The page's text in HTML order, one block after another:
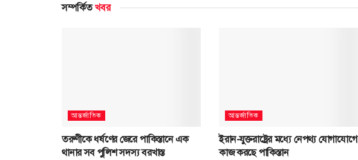
সম্পর্কিতখবর
আন্তর্জাতিক
তরুণীকে ধর্ষণের জেরে পাকিস্তানে এক
থানার সব পুলিশ সদস্য বরখাস্ত
আন্তর্জাতিক
ইরান-যুক্তরাষ্ট্রের মধ্যে নেপথ্য যোগাযোগে
কাজ করছে পাকিস্তান